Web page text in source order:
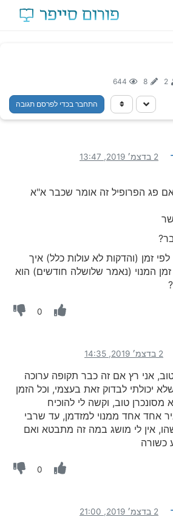
2
8
644
התחבר בכדי לפרסם תגובה
2 בדצמ׳ 2019, 13:47
פג הפרופיל זה אומר שכבר א"א
לפי זמן (והדקות לא עולות כלל) איך
המנוי (נאמר שלושלה חודשים) הוא
0
2 בדצמ׳ 2019, 14:35
אני רץ אם זה כבר תקופה ערוכה
יכולתי לבדוק זאת בעצמי, וכל הזמן
טוב, וקשה לי להוכיח
אחד אחד ממנוי למזדמן, עד שרבי
אין לי מושג במה זה מתבטא ואם
כשורה
0
2 בדצמ׳ 2019, 21:00